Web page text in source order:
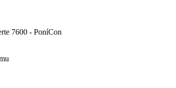
7600 - PoníCon